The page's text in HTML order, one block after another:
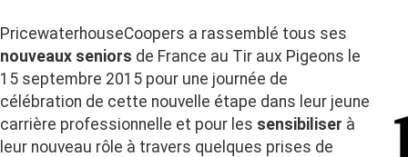
PricewaterhouseCoopers a rassemblé tous ses
nouveaux seniors de France au Tir aux Pigeons le
15 septembre 2015 pour une journée de
célébration de cette nouvelle étape dans leur jeune
carrière professionnelle et pour les sensibiliser à
leur nouveau rôle à travers quelques prises de